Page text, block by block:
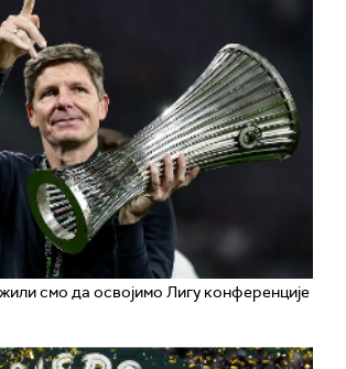
смо да освојимо Лигу конференције